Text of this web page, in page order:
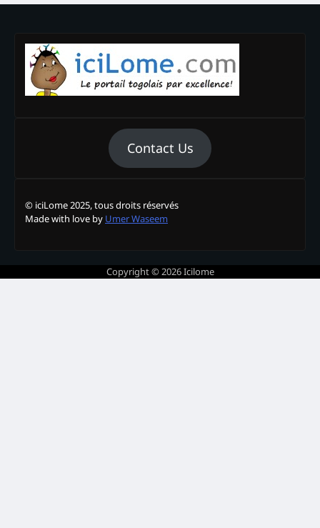
Contact Us
© iciLome 2025, tous droits réservés
Made with love by Umer Waseem
Copyright © 2026Icilome